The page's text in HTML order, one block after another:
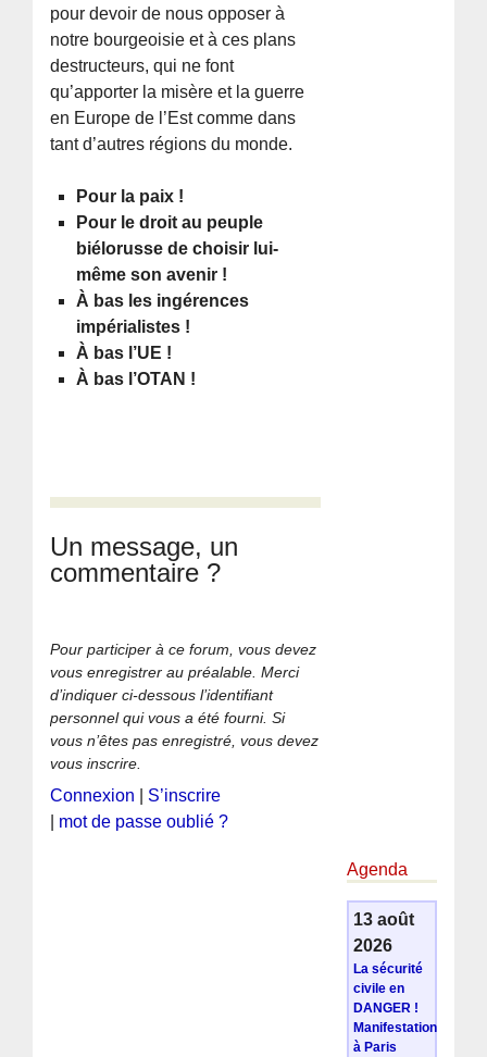
pour devoir de nous opposer à
notre bourgeoisie et à ces plans
destructeurs, qui ne font
qu’apporter la misère et la guerre
en Europe de l’Est comme dans
tant d’autres régions du monde.
Pour la paix !
Pour le droit au peuple
biélorusse de choisir lui-
même son avenir !
À bas les ingérences
impérialistes !
À bas l’UE !
À bas l’OTAN !
Un message, un
commentaire ?
Pour participer à ce forum, vous devez
vous enregistrer au préalable. Merci
d’indiquer ci-dessous l’identifiant
personnel qui vous a été fourni. Si
vous n’êtes pas enregistré, vous devez
vous inscrire.
Connexion
S’inscrire
mot de passe oublié ?
Agenda
13 août
2026
La sécurité
civile en
DANGER !
Manifestation
à Paris